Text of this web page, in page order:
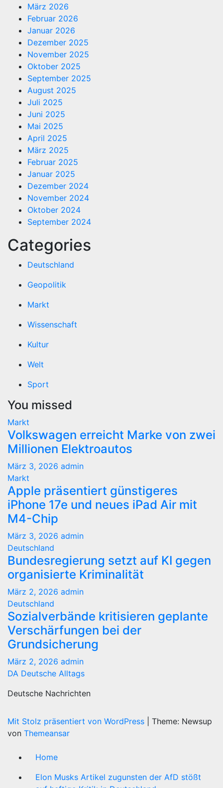
März 2026
Februar 2026
Januar 2026
Dezember 2025
November 2025
Oktober 2025
September 2025
August 2025
Juli 2025
Juni 2025
Mai 2025
April 2025
März 2025
Februar 2025
Januar 2025
Dezember 2024
November 2024
Oktober 2024
September 2024
Categories
Deutschland
Geopolitik
Markt
Wissenschaft
Kultur
Welt
Sport
You missed
Markt
Volkswagen erreicht Marke von zwei
Millionen Elektroautos
März 3, 2026 admin
Markt
Apple präsentiert günstigeres
iPhone 17e und neues iPad Air mit
M4-Chip
März 3, 2026 admin
Deutschland
Bundesregierung setzt auf KI gegen
organisierte Kriminalität
März 2, 2026 admin
Deutschland
Sozialverbände kritisieren geplante
Verschärfungen bei der
Grundsicherung
März 2, 2026 admin
DA Deutsche Alltags
Deutsche Nachrichten
Mit Stolz präsentiert von WordPress
Theme: Newsup
von Themeansar
Home
Elon Musks Artikel zugunsten der AfD stößt